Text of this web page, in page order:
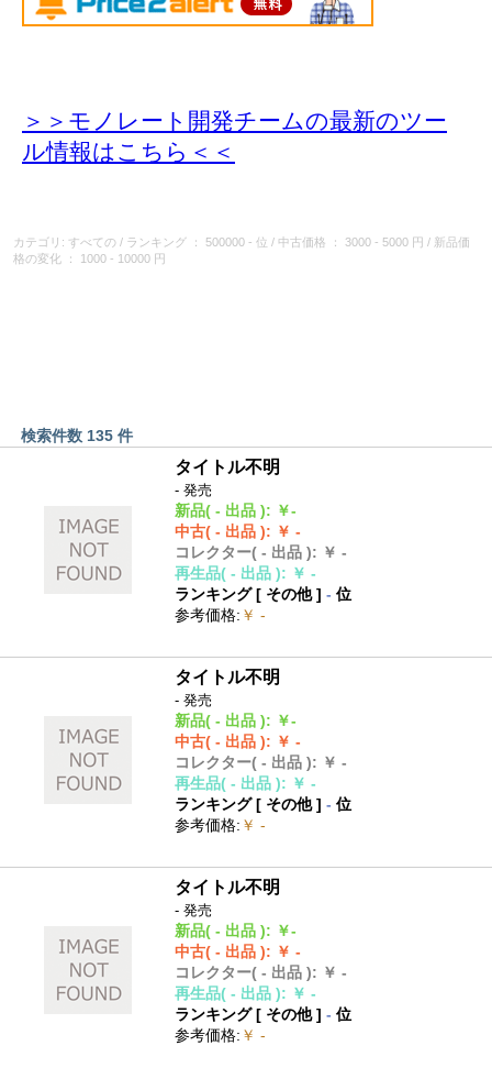
＞＞モノレート開発チームの最新のツー
ル情報はこちら＜＜
カテゴリ: すべての / ランキング ： 500000 - 位 / 中古価格 ： 3000 - 5000 円 / 新品価
格の変化
： 1000 - 10000 円
検索件数 135 件
タイトル不明
- 発売
新品( - 出品 ): ￥-
中古( - 出品 ): ￥ -
コレクター( - 出品 ): ￥ -
再生品( - 出品 ): ￥ -
ランキング [ その他]- 位
参考価格: ￥ -
タイトル不明
- 発売
新品( - 出品 ): ￥-
中古( - 出品 ): ￥ -
コレクター( - 出品 ): ￥ -
再生品( - 出品 ): ￥ -
ランキング [ その他]- 位
参考価格: ￥ -
タイトル不明
- 発売
新品( - 出品 ): ￥-
中古( - 出品 ): ￥ -
コレクター( - 出品 ): ￥ -
再生品( - 出品 ): ￥ -
ランキング [ その他]- 位
参考価格: ￥ -